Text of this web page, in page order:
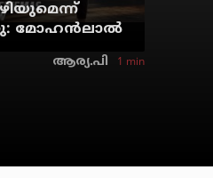
മോഹന്‍ലാല്‍
ആര്യ.പി 1 min